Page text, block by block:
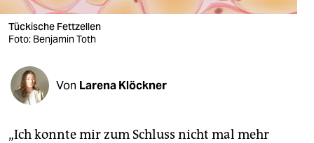
verlag
verlag
veranstaltungen
shop
Tückische Fettzellen
Foto: Benjamin Toth
Von Larena Klöckner
„Ich konnte mir zum Schluss nicht mal mehr